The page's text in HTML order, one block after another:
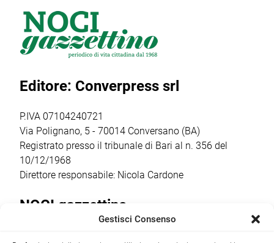
promossa dal
Comune per
diffondere la
cultura della
della salute
professionisti
coinvolti nelle […]
comunale
prosegue il
percorso di
sensibilizzazione
comunità,
centro il valore
della prevenzione,
della cura […]
costante
delle […]
Editore: Converpress srl
P.IVA 07104240721
Via Polignano, 5 - 70014 Conversano (BA)
Registrato presso il tribunale di Bari al n. 356 del
10/12/1968
Direttore responsabile: Nicola Cardone
NOCI gazzettino
Gestisci Consenso